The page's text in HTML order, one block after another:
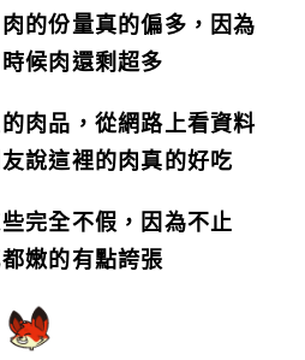
的份量真的偏多，因為
候肉還剩超多
肉品，從網路上看資料
說這裡的肉真的好吃
完全不假，因為不止
嫩的有點誇張